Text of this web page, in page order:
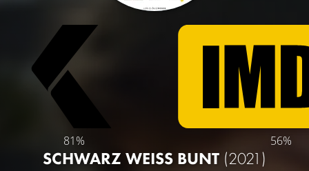
81% 56%
SCHWARZ WEISS BUNT (2021)